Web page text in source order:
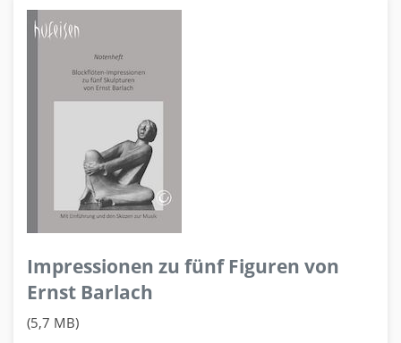
Impressionen zu fünf Figuren von
Ernst Barlach
(5,7 MB)